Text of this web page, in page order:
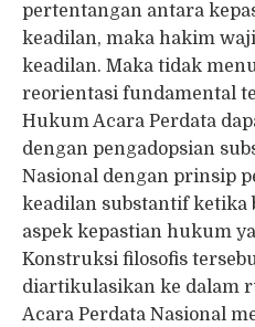
pertentangan antara
keadilan, maka hakim
keadilan. Maka tidak
reorientasi fundamental
Hukum Acara Perdata
dengan pengadopsian
Nasional dengan prinsip
keadilan substantif ketika
aspek kepastian hukum
Konstruksi filosofis
diartikulasikan ke dalam
Acara Perdata Nasional